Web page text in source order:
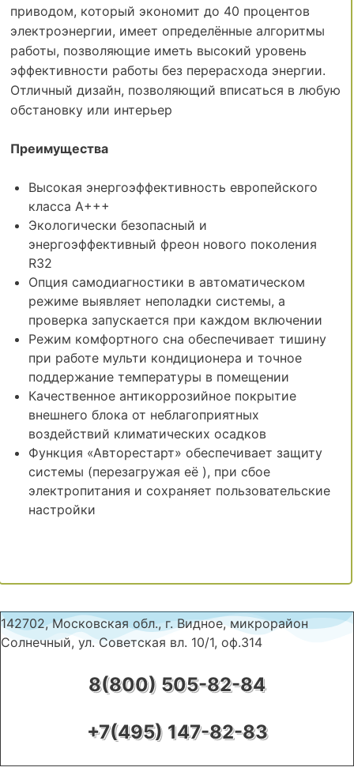
приводом, который экономит до 40 процентов
электроэнергии, имеет определённые алгоритмы
работы, позволяющие иметь высокий уровень
эффективности работы без перерасхода энергии.
Отличный дизайн, позволяющий вписаться в любую
обстановку или интерьер
Преимущества
Высокая энергоэффективность европейского
класса А+++
Экологически безопасный и
энергоэффективный фреон нового поколения
R32
Опция самодиагностики в автоматическом
режиме выявляет неполадки системы, а
проверка запускается при каждом включении
Режим комфортного сна обеспечивает тишину
при работе мульти кондиционера и точное
поддержание температуры в помещении
Качественное антикоррозийное покрытие
внешнего блока от неблагоприятных
воздействий климатических осадков
Функция «Авторестарт» обеспечивает защиту
системы (перезагружая её ), при сбое
электропитания и сохраняет пользовательские
настройки
142702, Московская обл., г. Видное, микрорайон
Солнечный, ул. Советская вл. 10/1, оф.314
8(800) 505-82-84
+7(495) 147-82-83